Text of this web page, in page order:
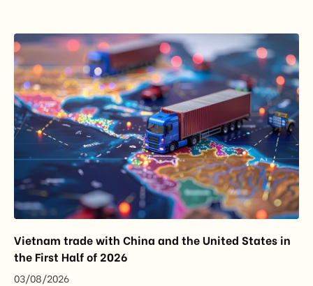
disruptions after […]
Vietnam trade with China and the United States in
the First Half of 2026
03/08/2026